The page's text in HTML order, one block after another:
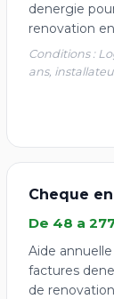
denergie
renovation
Conditions :
ans,
Cheque
De 48 a
Aide
factures
de